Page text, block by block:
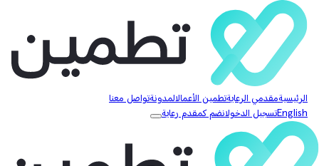
الرئيسيةمقدمي الرعايةتطمين الأعمالالمدونةتواصل معنا
Englishتسجيل الدخولانضم كمقدم رعاية